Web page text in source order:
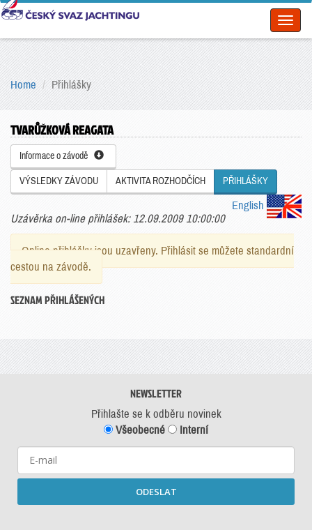
Home Přihlášky
TVARŮŽKOVÁ REAGATA
Informace o závodě
VÝSLEDKY ZÁVODU AKTIVITA ROZHODČÍCH PŘIHLÁŠKY
English
Uzávěrka on-line přihlášek: 12.09.2009 10:00:00
Online přihlášky jsou uzavřeny. Přihlásit se můžete standardní
cestou na závodě.
SEZNAM PŘIHLÁŠENÝCH
NEWSLETTER
Přihlašte se k odběru novinek
Všeobecné
Interní
ODESLAT